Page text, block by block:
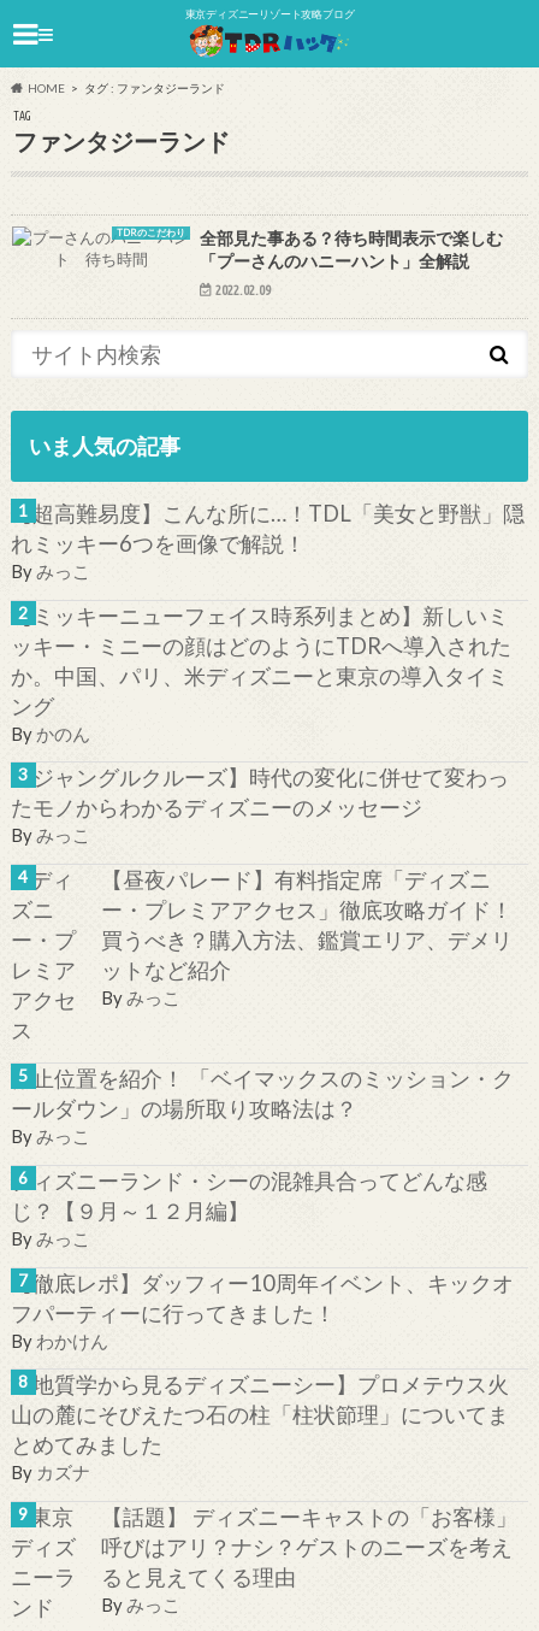
東京ディズニーリゾート攻略ブログ
≡
HOME タグ : ファンタジーランド
TAG
ファンタジーランド
TDRのこだわり
全部見た事ある？待ち時間表示で楽しむ
「プーさんのハニーハント」全解説
2022.02.09
いま人気の記事
【超高難易度】こんな所に…！TDL「美女と野獣」隠
れミッキー6つを画像で解説！
Byみっこ
【ミッキーニューフェイス時系列まとめ】新しいミ
ッキー・ミニーの顔はどのようにTDRへ導入された
か。中国、パリ、米ディズニーと東京の導入タイミ
ング
By かのん
【ジャングルクルーズ】時代の変化に併せて変わっ
たモノからわかるディズニーのメッセージ
Byみっこ
【昼夜パレード】有料指定席「ディズニ
ー・プレミアアクセス」徹底攻略ガイド！
買うべき？購入方法、鑑賞エリア、デメリ
ットなど紹介
Byみっこ
停止位置を紹介！ 「ベイマックスのミッション・ク
ールダウン」の場所取り攻略法は？
Byみっこ
ディズニーランド・シーの混雑具合ってどんな感
じ？【９月～１２月編】
Byみっこ
【徹底レポ】ダッフィー10周年イベント、キックオ
フパーティーに行ってきました！
By わかけん
【地質学から見るディズニーシー】プロメテウス火
山の麓にそびえたつ石の柱「柱状節理」についてま
とめてみました
By カズナ
【話題】 ディズニーキャストの「お客様」
呼びはアリ？ナシ？ゲストのニーズを考え
ると見えてくる理由
Byみっこ